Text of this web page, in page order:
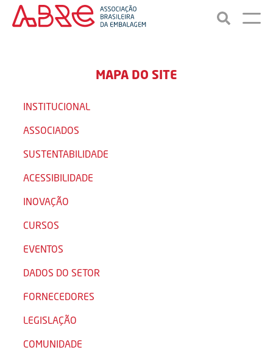
MAPA DO SITE
INSTITUCIONAL
ASSOCIADOS
SUSTENTABILIDADE
ACESSIBILIDADE
INOVAÇÃO
CURSOS
EVENTOS
DADOS DO SETOR
FORNECEDORES
LEGISLAÇÃO
COMUNIDADE